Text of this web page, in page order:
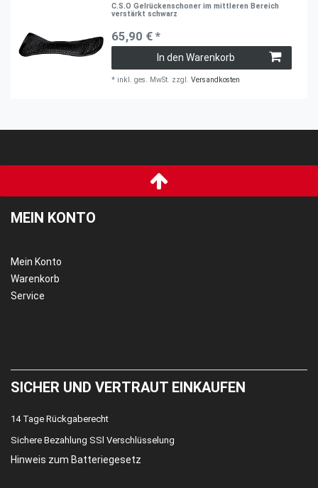
C.S.O Gelrückenschoner im mittleren Bereich
verstärkt schwarz
65,90 € *
In den Warenkorb
* inkl. ges. MwSt. zzgl.Versandkosten
MEIN KONTO
Mein Konto
Warenkorb
Service
SICHER UND VERTRAUT EINKAUFEN
14 Tage Rückgaberecht
Sichere Bezahlung SSl Verschlüsselung
Hinweis zum Batteriegesetz